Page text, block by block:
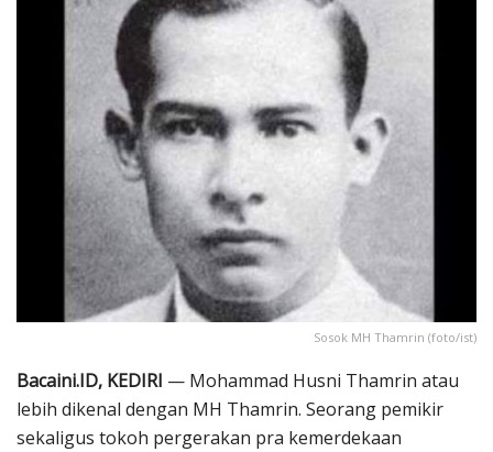
Sosok MH Thamrin (foto/ist)
Bacaini.ID, KEDIRI — Mohammad Husni Thamrin atau
lebih dikenal dengan MH Thamrin. Seorang pemikir
sekaligus tokoh pergerakan pra kemerdekaan